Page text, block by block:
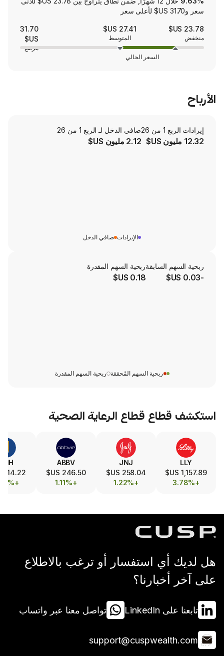
27.41 US$
المتوسط
مرتفع
صافي الدخل لـ الربع 1 من 26
2.12 مليون US$
ربحية السهم المقدرة
0.18 US$
ربحية السهم المُحققة ربحية السهم المقدرة
قطاع الرعاية الصحية
JNJ
258.04 US$
+1.22%
ABBV
246.50 US$
+1.11%
UNH
414.22 US$
+1.05%
128.96 US$
+0.75%
استفسار أو ترغب بالاطلاع
تواصل معنا عبر واتساب